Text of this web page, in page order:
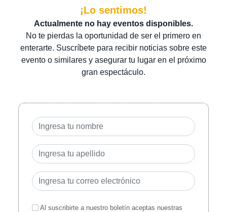
¡Lo sentimos!
Actualmente no hay eventos disponibles.
No te pierdas la oportunidad de ser el primero en
enterarte. Suscríbete para recibir noticias sobre este
evento o similares y asegurar tu lugar en el próximo
gran espectáculo.
Al suscribirte a nuestro boletín aceptas nuestras